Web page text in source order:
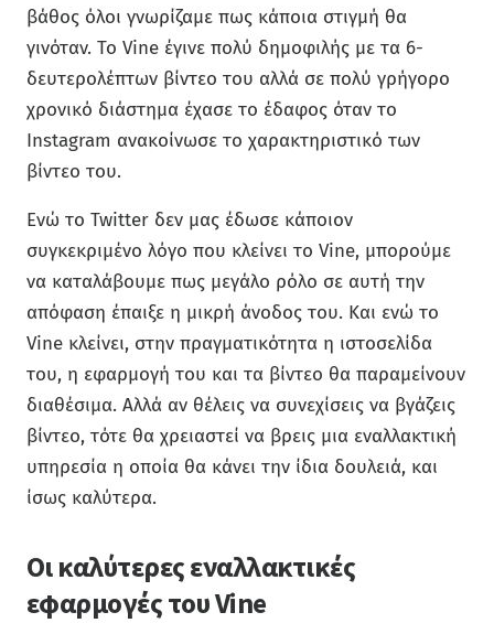
βάθος όλοι γνωρίζαμε πως κάποια στιγμή θα
γινόταν. Το Vine έγινε πολύ δημοφιλής με τα 6-
δευτερολέπτων βίντεο του αλλά σε πολύ γρήγορο
χρονικό διάστημα έχασε το έδαφος όταν το
Instagram ανακοίνωσε το χαρακτηριστικό των
βίντεο του.
Ενώ το Twitter δεν μας έδωσε κάποιον
συγκεκριμένο λόγο που κλείνει το Vine, μπορούμε
να καταλάβουμε πως μεγάλο ρόλο σε αυτή την
απόφαση έπαιξε η μικρή άνοδος του. Και ενώ το
Vine κλείνει, στην πραγματικότητα η ιστοσελίδα
του, η εφαρμογή του και τα βίντεο θα παραμείνουν
διαθέσιμα. Αλλά αν θέλεις να συνεχίσεις να βγάζεις
βίντεο, τότε θα χρειαστεί να βρεις μια εναλλακτική
υπηρεσία η οποία θα κάνει την ίδια δουλειά, και
ίσως καλύτερα.
Οι καλύτερες εναλλακτικές
εφαρμογές του Vine